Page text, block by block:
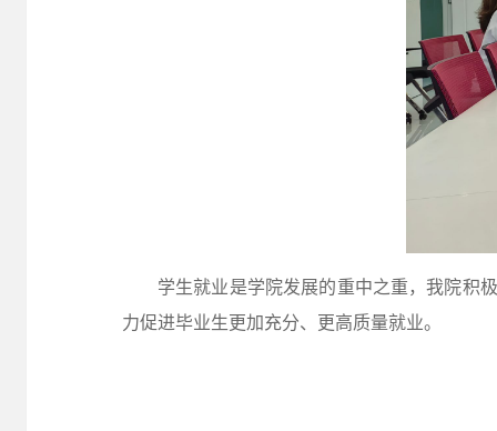
学生就业是学院发展的重中之重，我院积
力促进毕业生更加充分、更高质量就业。